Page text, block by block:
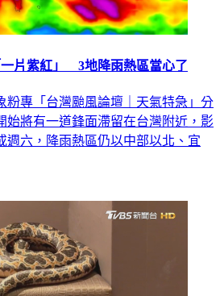
片紫紅」 3地降雨熱區當心了
粉專「台灣颱風論壇｜天氣特急」分
始將有一道鋒面滯留在台灣附近，影
週六，降雨熱區仍以中部以北、宜